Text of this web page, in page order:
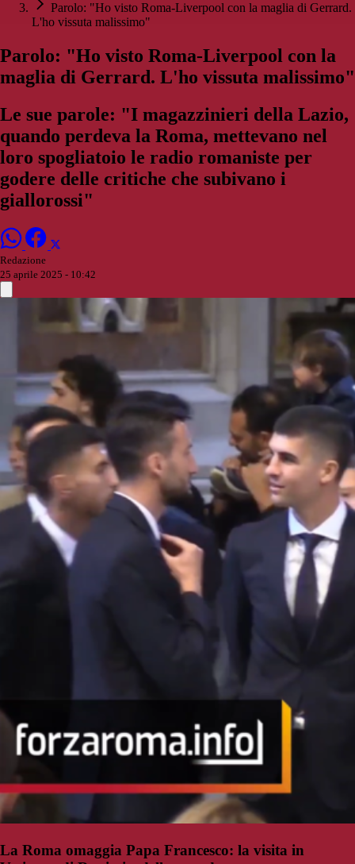
Parolo: "Ho visto Roma-Liverpool con la maglia di Gerrard.
L'ho vissuta malissimo"
Parolo: "Ho visto Roma-Liverpool con la
maglia di Gerrard. L'ho vissuta malissimo"
Le sue parole: "I magazzinieri della Lazio,
quando perdeva la Roma, mettevano nel
loro spogliatoio le radio romaniste per
godere delle critiche che subivano i
giallorossi"
Redazione
25 aprile 2025 - 10:42
La Roma omaggia Papa Francesco: la visita in